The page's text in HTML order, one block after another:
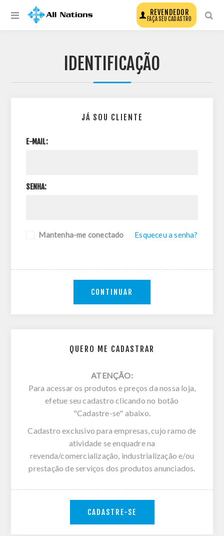
REVENDEDOR
FAÇA SEU CADASTRO
IDENTIFICAÇÃO
QUERO ME CADASTRAR
ATENÇÃO:
Para acessar os produtos e preços da nossa loja,
efetue seu cadastro clicando no botão
"Cadastre-se" abaixo.
Cadastro exclusivo para empresas, cujo ramo de
atividade se enquadre na
revenda/comercialização, industrialização e/ou
prestação de serviços dos produtos anunciados.
CADASTRE-SE
JÁ SOU CLIENTE
E-MAIL:
SENHA:
Mantenha-me conectado Esqueceu a senha?
CONTINUAR